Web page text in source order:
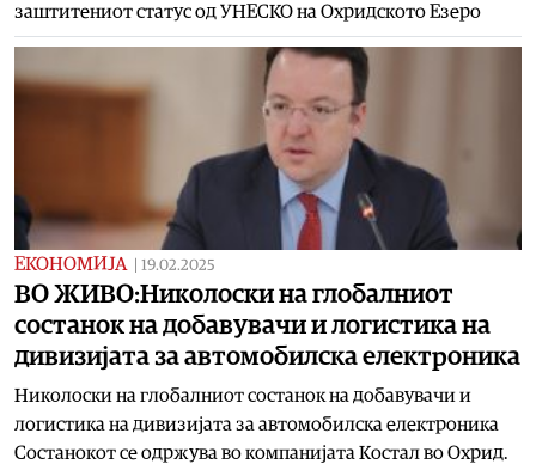
заштитениот статус од УНЕСКО на Охридското Езеро
ЕКОНОМИЈА 19.02.2025
ВО ЖИВО:Николоски на глобалниот
состанок на добавувачи и логистика на
дивизијата за автомобилска електроника
Николоски на глобалниот состанок на добавувачи и
логистика на дивизијата за автомобилска електроника
Состанокот се одржува во компанијата Костал во Охрид.